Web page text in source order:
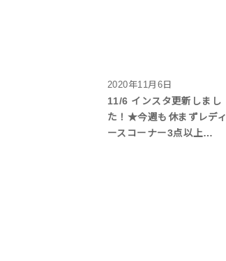
2020年11月6日
11/6 インスタ更新しまし
た！★今週も休まずレディ
ースコーナー3点以上…